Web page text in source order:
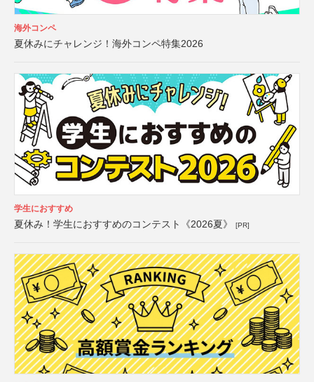
海外コンペ
夏休みにチャレンジ！海外コンペ特集2026
学生におすすめ
夏休み！学生におすすめのコンテスト《2026夏》 [PR]